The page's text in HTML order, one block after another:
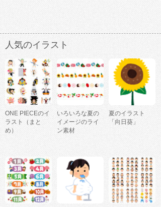
人気のイラスト
ONE PIECEのイ
ラスト（まと
め）
いろいろな夏の
イメージのライ
ン素材
夏のイラスト
「向日葵」